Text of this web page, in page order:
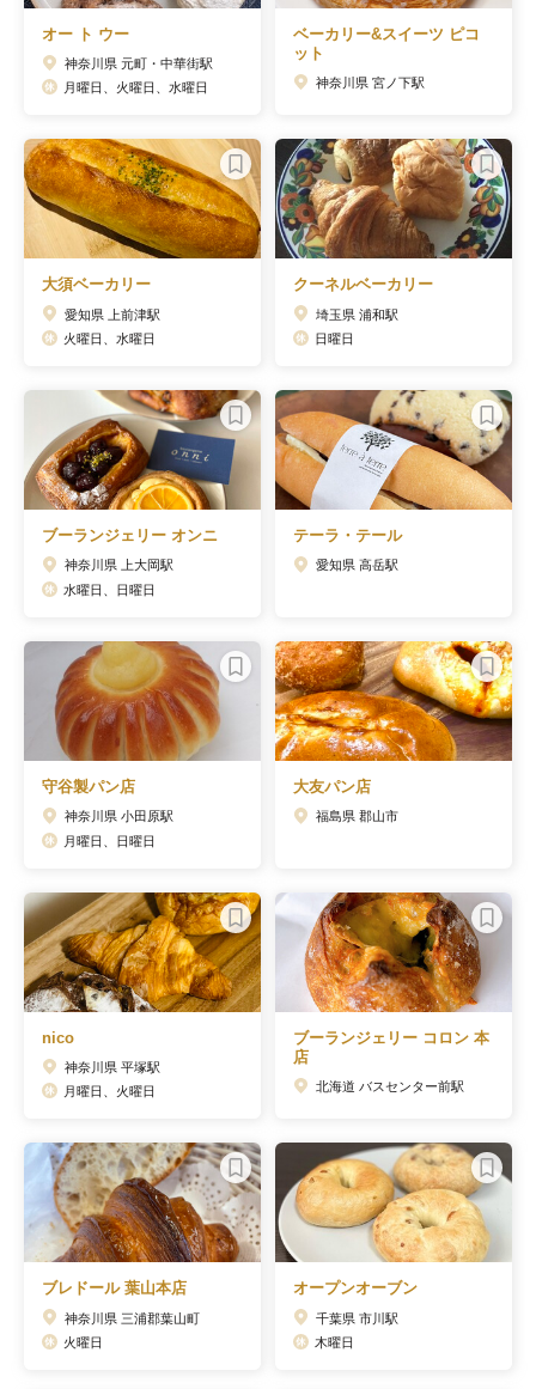
オー ト ウー
神奈川県 元町・中華街駅
月曜日、火曜日、水曜日
ベーカリー&スイーツ ピコ
ット
神奈川県 宮ノ下駅
大須ベーカリー
愛知県 上前津駅
火曜日、水曜日
クーネルベーカリー
埼玉県 浦和駅
日曜日
ブーランジェリー オンニ
神奈川県 上大岡駅
水曜日、日曜日
テーラ・テール
愛知県 高岳駅
守谷製パン店
神奈川県 小田原駅
月曜日、日曜日
大友パン店
福島県 郡山市
nico
神奈川県 平塚駅
月曜日、火曜日
ブーランジェリー コロン 本
店
北海道 バスセンター前駅
ブレドール 葉山本店
神奈川県 三浦郡葉山町
火曜日
オープンオーブン
千葉県 市川駅
木曜日